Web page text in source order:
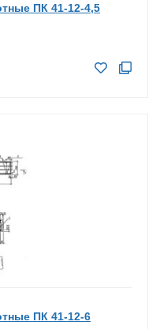
ПК 41-12-4,5
ПК 41-12-6